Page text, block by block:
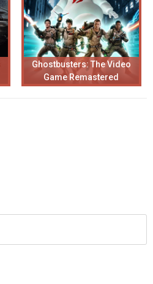
Ghostbusters: The Video
Game Remastered